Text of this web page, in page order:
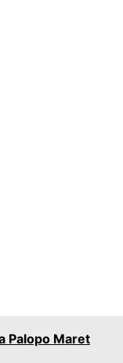
Palopo Maret